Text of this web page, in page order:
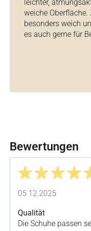
leichter,
weiche
besonders weich
es auch gerne für
Bewertungen
Bewertung mit 5 von
05.12.2025
Qualität
Die Schuhe passen